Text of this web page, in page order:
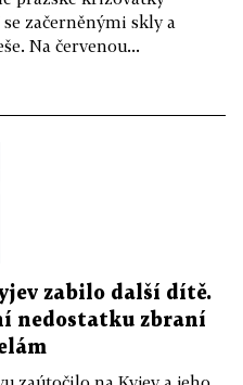
začerněnými skly a
Na červenou...
zabilo další dítě.
nedostatku zbraní